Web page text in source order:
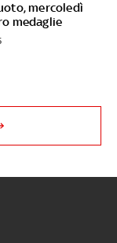
mercoledì
medaglie